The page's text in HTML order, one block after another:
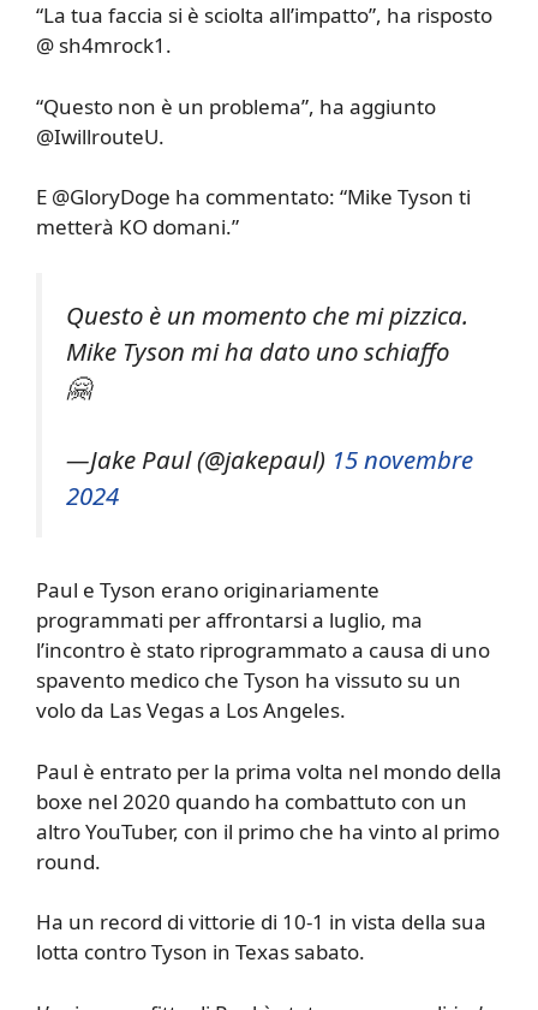
“La tua faccia si è sciolta all’impatto”, ha risposto
@ sh4mrock1.
“Questo non è un problema”, ha aggiunto
@IwillrouteU.
E @GloryDoge ha commentato: “Mike Tyson ti
metterà KO domani.”
Questo è un momento che mi pizzica.
Mike Tyson mi ha dato uno schiaffo
🤗
—Jake Paul (@jakepaul) 15 novembre
2024
Paul e Tyson erano originariamente
programmati per affrontarsi a luglio, ma
l’incontro è stato riprogrammato a causa di uno
spavento medico che Tyson ha vissuto su un
volo da Las Vegas a Los Angeles.
Paul è entrato per la prima volta nel mondo della
boxe nel 2020 quando ha combattuto con un
altro YouTuber, con il primo che ha vinto al primo
round.
Ha un record di vittorie di 10-1 in vista della sua
lotta contro Tyson in Texas sabato.